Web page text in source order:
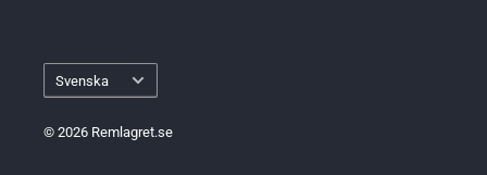
Språk
Svenska
© 2026 Remlagret.se